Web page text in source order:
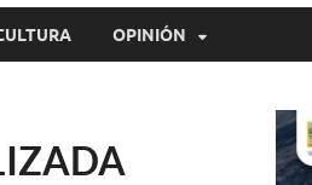
OPINIÓN